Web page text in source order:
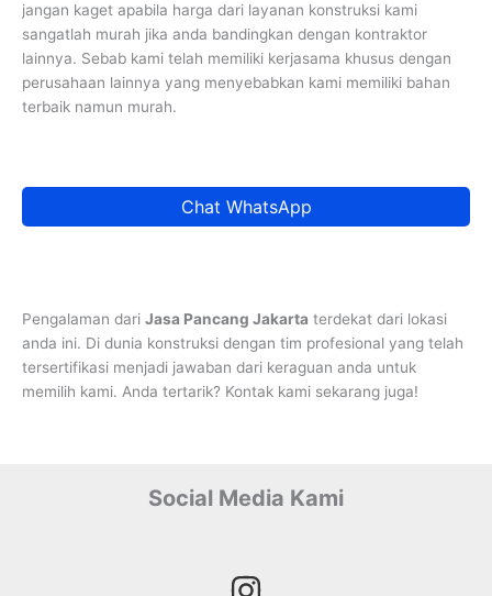
jangan kaget apabila harga dari layanan konstruksi kami
sangatlah murah jika anda bandingkan dengan kontraktor
lainnya. Sebab kami telah memiliki kerjasama khusus dengan
perusahaan lainnya yang menyebabkan kami memiliki bahan
terbaik namun murah.
Chat WhatsApp
Pengalaman dari Jasa Pancang Jakarta terdekat dari lokasi
anda ini. Di dunia konstruksi dengan tim profesional yang telah
tersertifikasi menjadi jawaban dari keraguan anda untuk
memilih kami. Anda tertarik? Kontak kami sekarang juga!
Social Media Kami